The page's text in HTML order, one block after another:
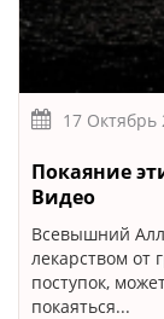
17 Октябрь
Покаяние
Видео
Всевышний
лекарством
поступок,
покаяться...